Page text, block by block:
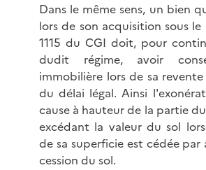
Dans le même sens, un bien
lors de son acquisition sous
1115 du CGI doit, pour
dudit régime, avoir
immobilière lors de sa
du délai légal. Ainsi
cause à hauteur de la partie
excédant la valeur du sol
de sa superficie est cédée
cession du sol.